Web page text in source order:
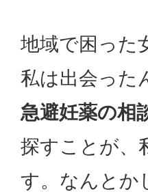
地域で困った
私は出会った
急避妊薬の相
探すことが、
す。なんとか